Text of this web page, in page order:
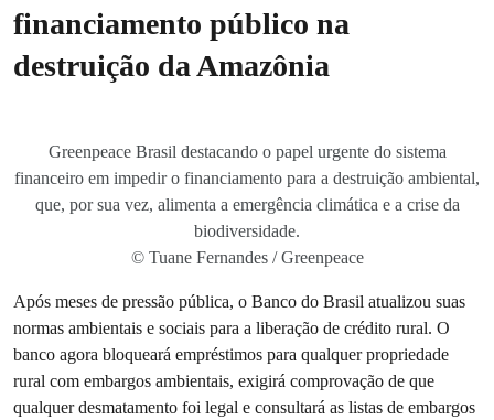
financiamento público na
destruição da Amazônia
Greenpeace Brasil destacando o papel urgente do sistema
financeiro em impedir o financiamento para a destruição ambiental,
que, por sua vez, alimenta a emergência climática e a crise da
biodiversidade.
© Tuane Fernandes / Greenpeace
Após meses de pressão pública, o Banco do Brasil atualizou suas
normas ambientais e sociais para a liberação de crédito rural. O
banco agora bloqueará empréstimos para qualquer propriedade
rural com embargos ambientais, exigirá comprovação de que
qualquer desmatamento foi legal e consultará as listas de embargos